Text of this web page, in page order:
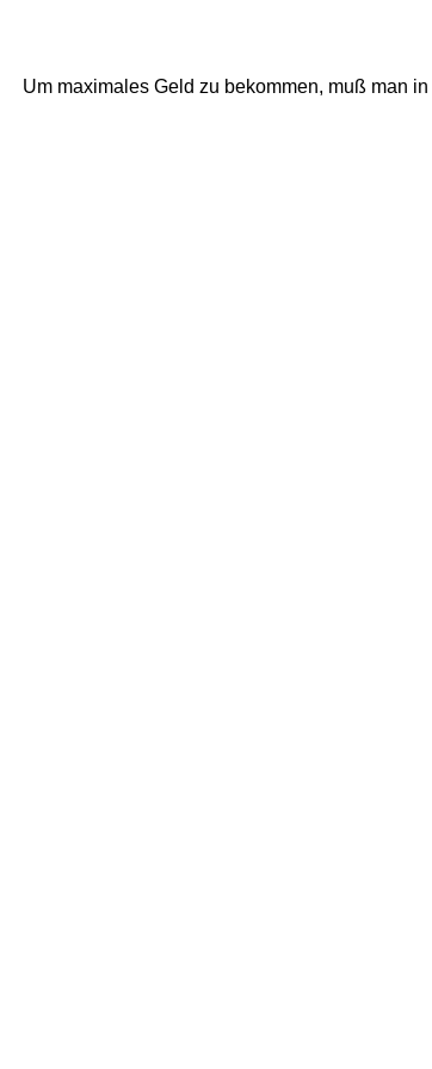
Um maximales Geld zu bekommen, muß man